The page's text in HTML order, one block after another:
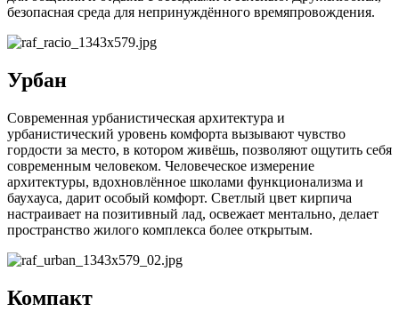
безопасная среда для непринуждённого времяпровождения.
Урбан
Современная урбанистическая архитектура и
урбанистический уровень комфорта вызывают чувство
гордости за место, в котором живёшь, позволяют ощутить себя
современным человеком. Человеческое измерение
архитектуры, вдохновлённое школами функционализма и
баухауса, дарит особый комфорт. Светлый цвет кирпича
настраивает на позитивный лад, освежает ментально, делает
пространство жилого комплекса более открытым.
Компакт